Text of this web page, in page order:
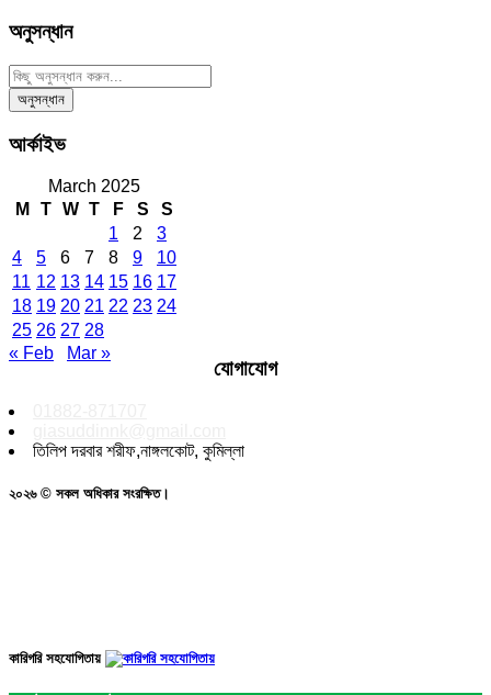
অনুসন্ধান
আর্কাইভ
March 2025
M
T W T F S
S
1
2
3
4
5 6 7 8 9
10
11 12 13 14 15 16 17
18 19 20 21 22 23 24
25 26 27 28
« Feb
Mar »
যোগাযোগ
তিলিপ দরবার শরীফ,নাঙ্গলকোট, কুমিল্লা
২০২৬ © সকল অধিকার সংরক্ষিত।
কারিগরি সহযোগিতায়